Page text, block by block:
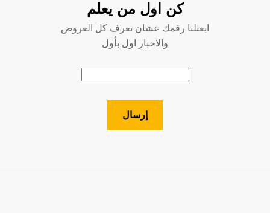
كن اول من يعلم
ابعتلنا رقمك عشان تعرف كل العروض
والاخبار اول بأول